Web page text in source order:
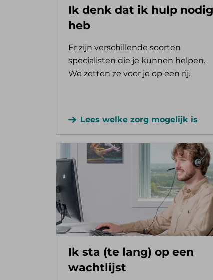
Ik denk dat ik hulp nodig
heb
Er zijn verschillende soorten
specialisten die je kunnen helpen.
We zetten ze voor je op een rij.
Lees welke zorg mogelijk is
Ik sta (te lang) op een
wachtlijst